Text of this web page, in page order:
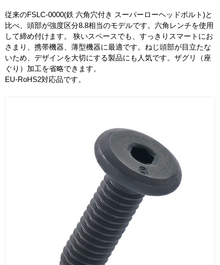
従来のFSLC-0000(鉄 六角穴付き スーパーローヘッドボルト)と
比べ、頭部が強度区分8.8相当のモデルです。六角レンチを使用
して締め付けます。 狭いスペースでも、すっきりスマートにお
さまり、携帯機器、薄型機器に最適です。ねじ頭部が目立たな
いため、デザインを大切にする製品にも人気です。ザグリ（座
ぐり）加工を省略できます。
EU-RoHS2対応品です。